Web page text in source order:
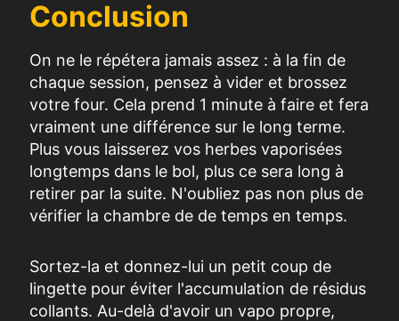
Conclusion
On ne le répétera jamais assez : à la fin de
chaque session, pensez à vider et brossez
votre four. Cela prend 1 minute à faire et fera
vraiment une différence sur le long terme.
Plus vous laisserez vos herbes vaporisées
longtemps dans le bol, plus ce sera long à
retirer par la suite. N'oubliez pas non plus de
vérifier la chambre de de temps en temps.
Sortez-la et donnez-lui un petit coup de
lingette pour éviter l'accumulation de résidus
collants. Au-delà d'avoir un vapo propre,